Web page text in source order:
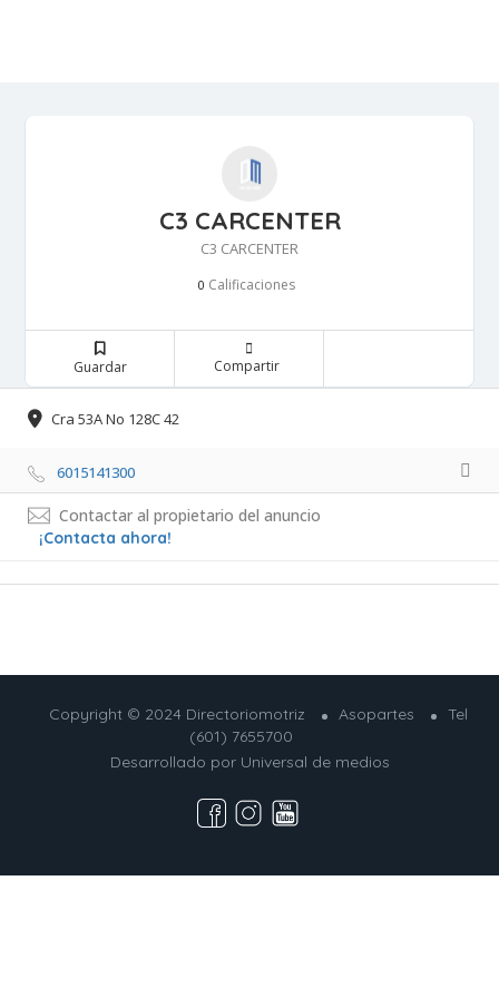
C3 CARCENTER
C3 CARCENTER
0 Calificaciones
Guardar Compartir
Cra 53A No 128C 42
6015141300
Contactar al propietario del anuncio
¡Contacta ahora!
Copyright © 2024 Directoriomotriz Asopartes
Tel
(601) 7655700
Desarrollado por Universal de medios